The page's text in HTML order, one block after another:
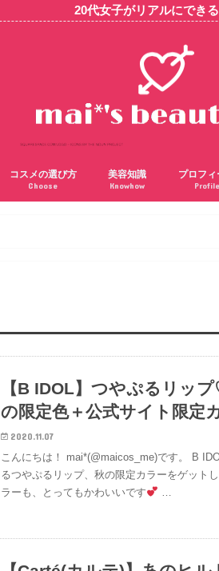
20代女子がリアルにでき
コスメの選び方
Choose
美容知識
Knowhow
プロフィ
Profile
【B IDOL】つやぷるリッ
の限定色＋公式サイト限定
2020.11.07
こんにちは！ mai*(@maicos_me)です。 B
るつやぷるリップ、秋の限定カラーをゲット
ラーも、とってもかわいいです